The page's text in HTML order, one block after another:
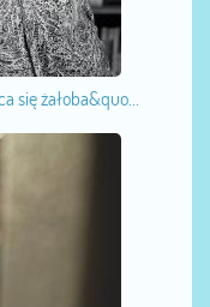
się żałoba&quo...